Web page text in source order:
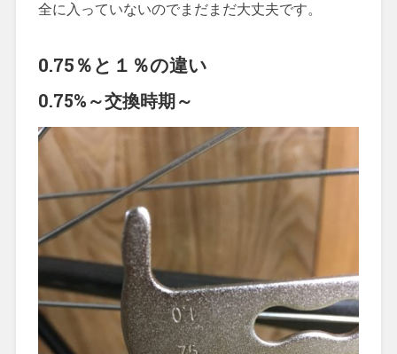
全に入っていないのでまだまだ大丈夫です。
0.75％と１％の違い
0.75%～交換時期～